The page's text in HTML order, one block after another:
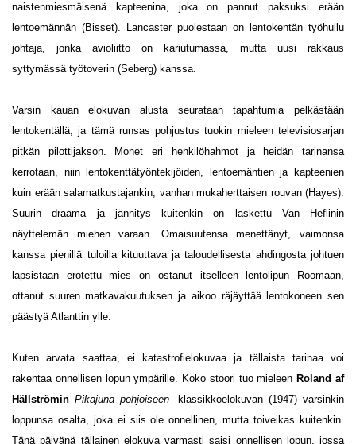
naistenmiesmäisenä kapteenina, joka on pannut paksuksi erään
lentoemännän (Bisset). Lancaster puolestaan on lentokentän työhullu
johtaja, jonka avioliitto on kariutumassa, mutta uusi rakkaus
syttymässä työtoverin (Seberg) kanssa.
Varsin kauan elokuvan alusta seurataan tapahtumia pelkästään
lentokentällä, ja tämä runsas pohjustus tuokin mieleen televisiosarjan
pitkän pilottijakson. Monet eri henkilöhahmot ja heidän tarinansa
kerrotaan, niin lentokenttätyöntekijöiden, lentoemäntien ja kapteenien
kuin erään salamatkustajankin, vanhan mukaherttaisen rouvan (Hayes).
Suurin draama ja jännitys kuitenkin on laskettu Van Heflinin
näyttelemän miehen varaan. Omaisuutensa menettänyt, vaimonsa
kanssa pienillä tuloilla kituuttava ja taloudellisesta ahdingosta johtuen
lapsistaan erotettu mies on ostanut itselleen lentolipun Roomaan,
ottanut suuren matkavakuutuksen ja aikoo räjäyttää lentokoneen sen
päästyä Atlanttin ylle.
Kuten arvata saattaa, ei katastrofielokuvaa ja tällaista tarinaa voi
rakentaa onnellisen lopun ympärille. Koko stoori tuo mieleen Roland af
Hällströmin Pikajuna pohjoiseen -klassikkoelokuvan (1947) varsinkin
loppunsa osalta, joka ei siis ole onnellinen, mutta toiveikas kuitenkin.
Tänä päivänä tällainen elokuva varmasti saisi onnellisen lopun, jossa